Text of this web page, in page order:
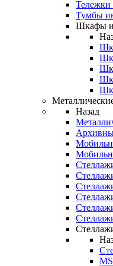
Тележки
Тумбы
Шкафы
Назад